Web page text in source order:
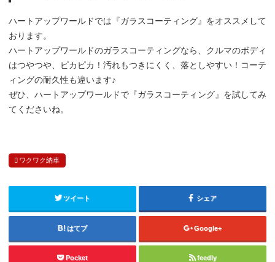
ハートアップワールドでは『ガラスコーティング』をオススメして
おります。
ハートアップワールドのガラスコーティングなら、クルマのボディ
はつやつや、ピカピカ！汚れもつきにくく、落としやすい！コーテ
ィングの耐久性も違います♪
ぜひ、ハートアップワールドで『ガラスコーティング』を試してみ
てくださいね。
ワクワク納車
ツイート シェア
はてブ Google+
Pocket feedly